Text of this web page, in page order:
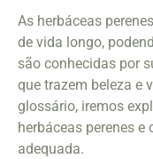
As herbáceas
de vida longo,
são conhecidas por
que trazem beleza e
glossário, iremos
herbáceas perenes
adequada.